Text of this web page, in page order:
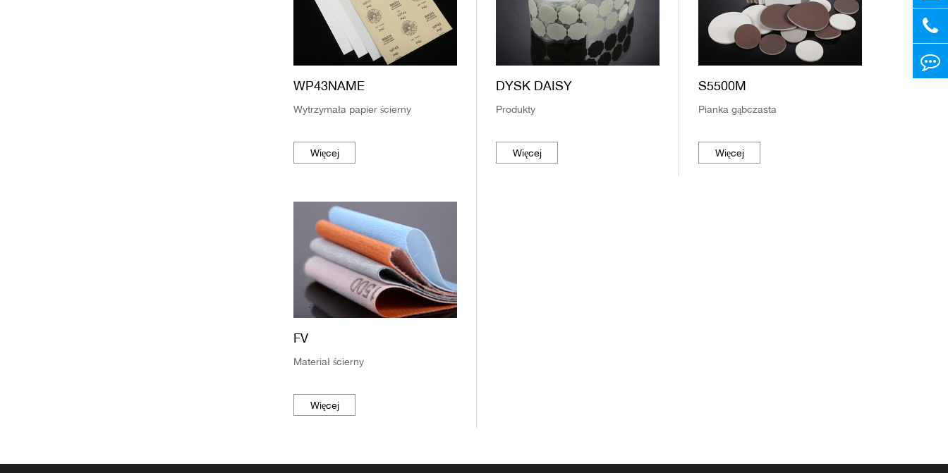
WP43NAME
Wytrzymała papier ścierny
Więcej
DYSK DAISY
Produkty
Więcej
S5500M
Pianka gąbczasta
Więcej
FV
Materiał ścierny
Więcej